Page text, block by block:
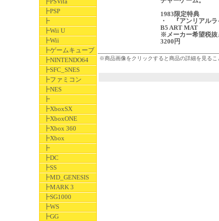
┣PSP
┣
┣Wii U
┣Wii
┣ゲームキューブ
┣NINTENDO64
┣SFC_SNES
┣ファミコン
┣NES
┣
┣XboxSX
┣XboxONE
┣Xbox 360
┣Xbox
┣
┣DC
┣SS
┣MD_GENESIS
┣MARK 3
┣SG1000
┣WS
┣GG
1983限定特典
・ 『アンリアルラ
B5 ART MAT
※メーカー希望税抜
3200円
※商品画像をクリックすると商品の詳細を見るこ